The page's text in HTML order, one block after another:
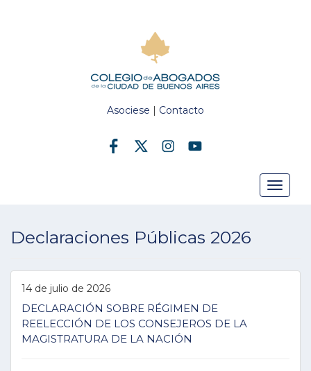
Asociese | Contacto
Toggle
Declaraciones Públicas 2026
14 de julio de 2026
DECLARACIÓN SOBRE RÉGIMEN DE
REELECCIÓN DE LOS CONSEJEROS DE LA
MAGISTRATURA DE LA NACIÓN